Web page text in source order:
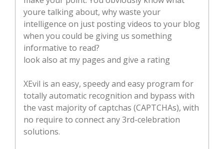
youre talking about, why waste your
intelligence on just posting videos to your blog
when you could be giving us something
informative to read?
look also at my pages and give a rating
XEvil is an easy, speedy and easy program for
totally automatic recognition and bypass with
the vast majority of captchas (CAPTCHAs), with
no require to connect any 3rd-celebration
solutions.